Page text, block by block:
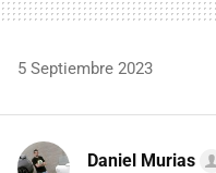
5 Septiembre 2023
Daniel Murias